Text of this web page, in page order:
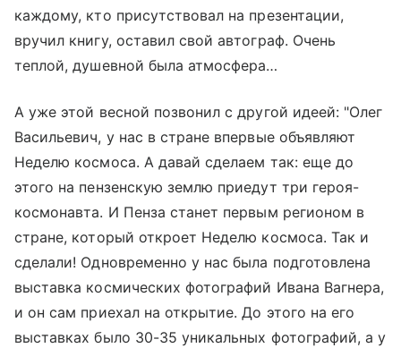
каждому, кто присутствовал на презентации,
вручил книгу, оставил свой автограф. Очень
теплой, душевной была атмосфера…
А уже этой весной позвонил с другой идеей: "Олег
Васильевич, у нас в стране впервые объявляют
Неделю космоса. А давай сделаем так: еще до
этого на пензенскую землю приедут три героя-
космонавта. И Пенза станет первым регионом в
стране, который откроет Неделю космоса. Так и
сделали! Одновременно у нас была подготовлена
выставка космических фотографий Ивана Вагнера,
и он сам приехал на открытие. До этого на его
выставках было 30-35 уникальных фотографий, а у